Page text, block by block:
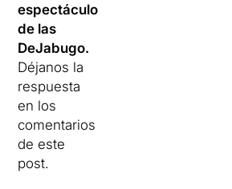
espectáculo
de las
DeJabugo.
Déjanos la
respuesta
en los
comentarios
de este
post.